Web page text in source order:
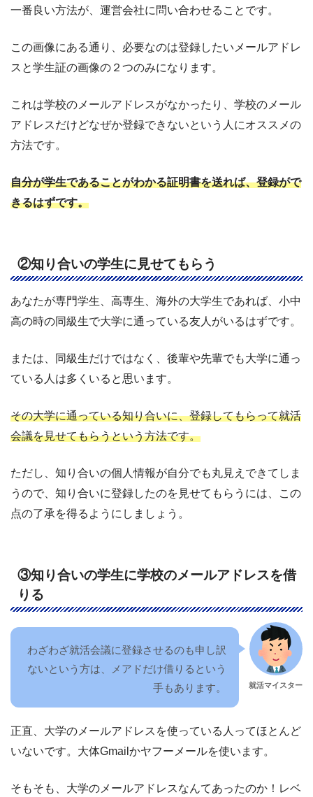
一番良い方法が、運営会社に問い合わせることです。
この画像にある通り、必要なのは登録したいメールアドレ
スと学生証の画像の２つのみになります。
これは学校のメールアドレスがなかったり、学校のメール
アドレスだけどなぜか登録できないという人にオススメの
方法です。
自分が学生であることがわかる証明書を送れば、登録がで
きるはずです。
②知り合いの学生に見せてもらう
あなたが専門学生、高専生、海外の大学生であれば、小中
高の時の同級生で大学に通っている友人がいるはずです。
または、同級生だけではなく、後輩や先輩でも大学に通っ
ている人は多くいると思います。
その大学に通っている知り合いに、登録してもらって就活
会議を見せてもらうという方法です。
ただし、知り合いの個人情報が自分でも丸見えできてしま
うので、知り合いに登録したのを見せてもらうには、この
点の了承を得るようにしましょう。
③知り合いの学生に学校のメールアドレスを借
りる
就活マイスター
わざわざ就活会議に登録させるのも申し訳
ないという方は、メアドだけ借りるという
手もあります。
正直、大学のメールアドレスを使っている人ってほとんど
いないです。大体Gmailかヤフーメールを使います。
そもそも、大学のメールアドレスなんてあったのか！レベ